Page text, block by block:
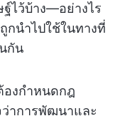
ไว้บ้าง—อย่างไร
กนำไปใช้ในทางที่
กัน
องกำหนดกฎ
ว่าการพัฒนาและ